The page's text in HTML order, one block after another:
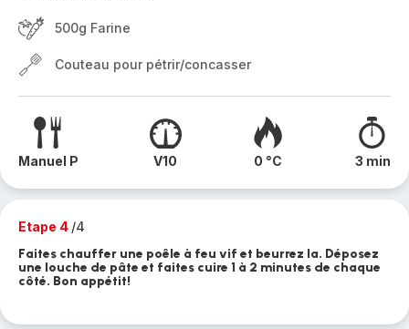
500g Farine
Couteau pour pétrir/concasser
Manuel P V10 0 °C 3 min
Etape 4 /4
Faites chauffer une poêle à feu vif et beurrez la. Déposez
une louche de pâte et faites cuire 1 à 2 minutes de chaque
côté. Bon appétit!